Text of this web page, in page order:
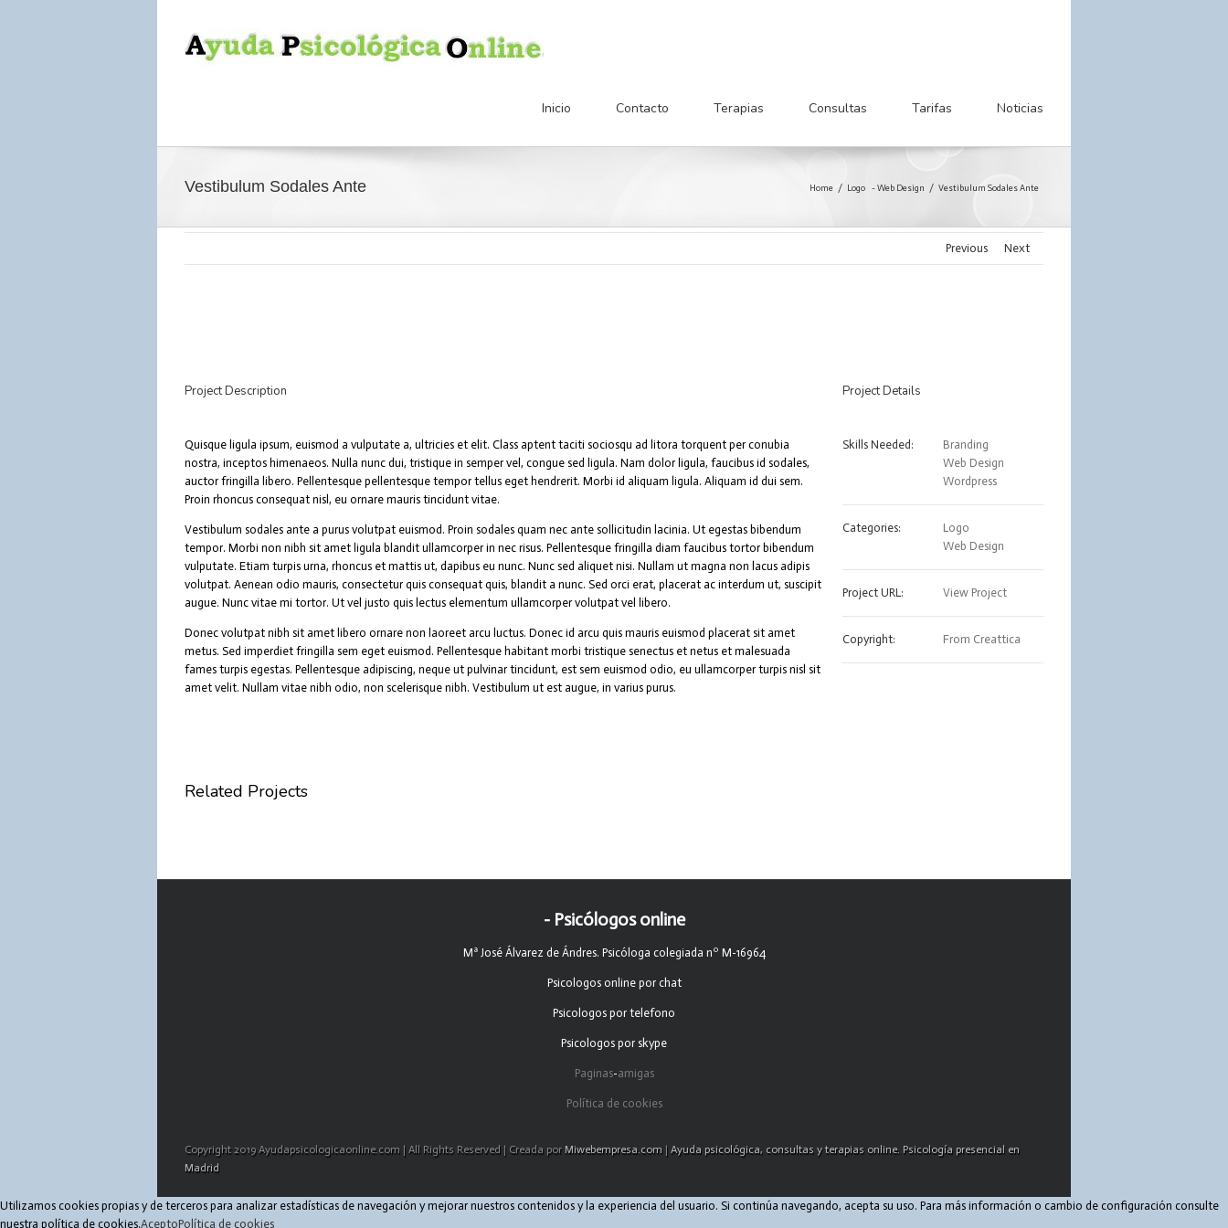
Inicio Contacto Terapias Consultas Tarifas Noticias
Vestibulum Sodales Ante Home Logo -Web Design Vestibulum Sodales Ante
Previous Next
Project Description
Quisque ligula ipsum, euismod a vulputate a, ultricies et elit. Class aptent taciti sociosqu ad litora torquent per conubia
nostra, inceptos himenaeos. Nulla nunc dui, tristique in semper vel, congue sed ligula. Nam dolor ligula, faucibus id sodales,
auctor fringilla libero. Pellentesque pellentesque tempor tellus eget hendrerit. Morbi id aliquam ligula. Aliquam id dui sem.
Proin rhoncus consequat nisl, eu ornare mauris tincidunt vitae.
Vestibulum sodales ante a purus volutpat euismod. Proin sodales quam nec ante sollicitudin lacinia. Ut egestas bibendum
tempor. Morbi non nibh sit amet ligula blandit ullamcorper in nec risus. Pellentesque fringilla diam faucibus tortor bibendum
vulputate. Etiam turpis urna, rhoncus et mattis ut, dapibus eu nunc. Nunc sed aliquet nisi. Nullam ut magna non lacus adipis
volutpat. Aenean odio mauris, consectetur quis consequat quis, blandit a nunc. Sed orci erat, placerat ac interdum ut, suscipit
augue. Nunc vitae mi tortor. Ut vel justo quis lectus elementum ullamcorper volutpat vel libero.
Donec volutpat nibh sit amet libero ornare non laoreet arcu luctus. Donec id arcu quis mauris euismod placerat sit amet
metus. Sed imperdiet fringilla sem eget euismod. Pellentesque habitant morbi tristique senectus et netus et malesuada
fames turpis egestas. Pellentesque adipiscing, neque ut pulvinar tincidunt, est sem euismod odio, eu ullamcorper turpis nisl sit
amet velit. Nullam vitae nibh odio, non scelerisque nibh. Vestibulum ut est augue, in varius purus.
Project Details
Skills Needed:
Branding
Web Design
Wordpress
Categories:
Logo
Web Design
Project URL: View Project
Copyright: From Creattica
Related Projects
- Psicólogos online
Mª José Álvarez de Ándres. Psicóloga colegiada nº M-16964
Psicologos online por chat
Psicologos por telefono
Psicologos por skype
Paginas-amigas
Política de cookies
Copyright 2019 Ayudapsicologicaonline.com | All Rights Reserved | Creada por Miwebempresa.com | Ayuda psicológica, consultas y terapias online. Psicología presencial en
Madrid
Utilizamos cookies propias y de terceros para analizar estadísticas de navegación y mejorar nuestros contenidos y la experiencia del usuario. Si continúa navegando, acepta su uso. Para más información o cambio de configuración consulte
nuestra política de cookies.AceptoPolítica de cookies